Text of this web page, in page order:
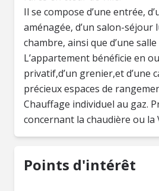
Il se compose d’une entrée,
aménagée, d’un salon-séjour
chambre, ainsi que d’une salle
L’appartement bénéficie en
privatif,d’un grenier,et d’une
précieux espaces de
Chauffage individuel au gaz.
Points d'intérêt